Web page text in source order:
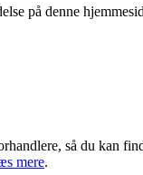
på denne
så du kan
mere.